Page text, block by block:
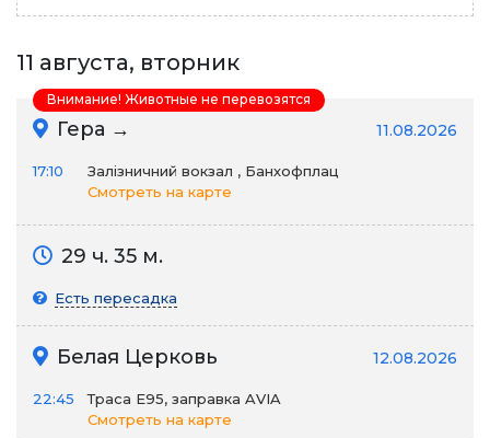
11 августа, вторник
Гера → 11.08.2026
17:10
Залізничний вокзал , Банхофплац
Смотреть на карте
29 ч. 35 м.
Есть пересадка
Белая Церковь 12.08.2026
22:45
Траса E95, заправка AVIA
Смотреть на карте
Внимание! Животные не перевозятся